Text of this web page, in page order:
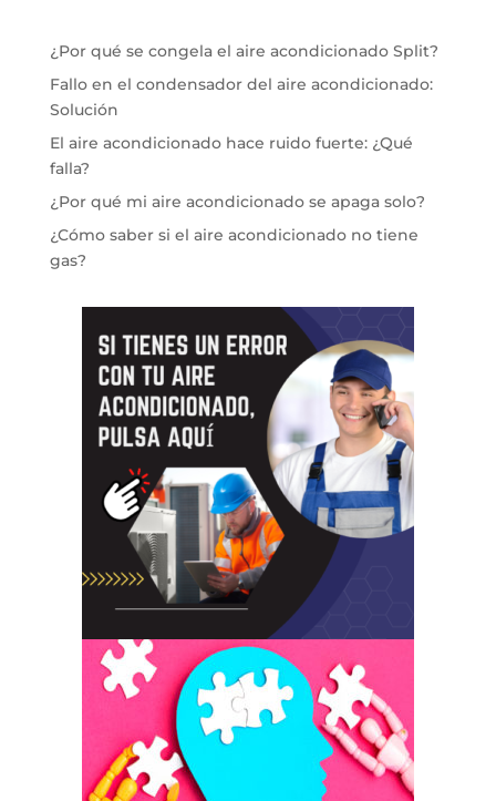
¿Por qué se congela el aire acondicionado Split?
Fallo en el condensador del aire acondicionado:
Solución
El aire acondicionado hace ruido fuerte: ¿Qué
falla?
¿Por qué mi aire acondicionado se apaga solo?
¿Cómo saber si el aire acondicionado no tiene
gas?